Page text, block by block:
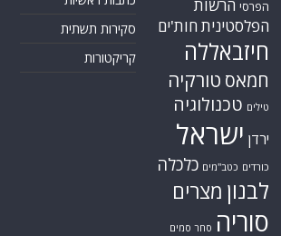
הפרסי הרשות
הפלסטיניתחות'ים
חיזבאללה
חמאס טורקיה
טילים טכנולוגיה
ירדן ישראל
כורדים כטב"מים כלכלה
לבנון מצרים
סוריה סחר סמים
סקירות תשתית
קריקטורות